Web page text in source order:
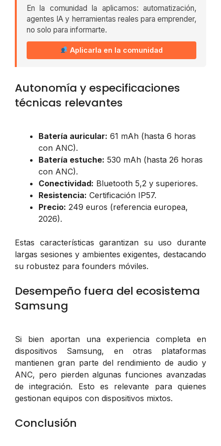
En la comunidad la aplicamos: automatización,
agentes IA y herramientas reales para emprender,
no solo para informarte.
Aplicarla en la comunidad
Autonomía y especificaciones
técnicas relevantes
Batería auricular: 61 mAh (hasta 6 horas
con ANC).
Batería estuche: 530 mAh (hasta 26 horas
con ANC).
Conectividad: Bluetooth 5,2 y superiores.
Resistencia: Certificación IP57.
Precio: 249 euros (referencia europea,
2026).
Estas características garantizan su uso durante
largas sesiones y ambientes exigentes, destacando
su robustez para founders móviles.
Desempeño fuera del ecosistema
Samsung
Si bien aportan una experiencia completa en
dispositivos Samsung, en otras plataformas
mantienen gran parte del rendimiento de audio y
ANC, pero pierden algunas funciones avanzadas
de integración. Esto es relevante para quienes
gestionan equipos con dispositivos mixtos.
Conclusión